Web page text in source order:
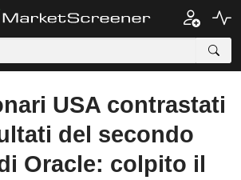
USA contrastati
del secondo
Oracle: colpito il